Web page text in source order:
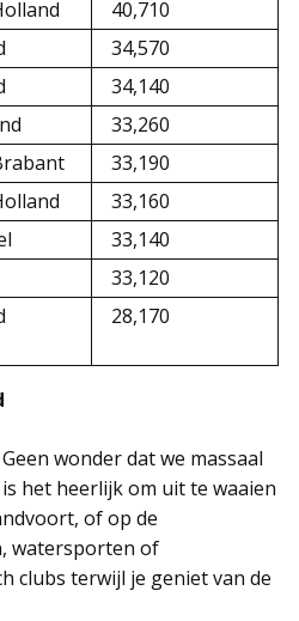
40,710
34,570
34,140
33,260
33,190
33,160
33,140
33,120
28,170
wonder dat we massaal
het heerlijk om uit te waaien
of op de
watersporten of
clubs terwijl je geniet van de